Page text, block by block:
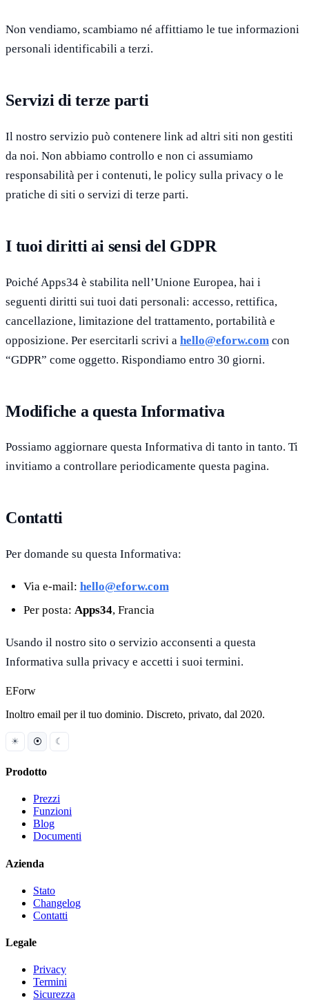
Non vendiamo, scambiamo né affittiamo le tue informazioni
personali identificabili a terzi.
Servizi di terze parti
Il nostro servizio può contenere link ad altri siti non gestiti
da noi. Non abbiamo controllo e non ci assumiamo
responsabilità per i contenuti, le policy sulla privacy o le
pratiche di siti o servizi di terze parti.
I tuoi diritti ai sensi del GDPR
Poiché Apps34 è stabilita nell’Unione Europea, hai i
seguenti diritti sui tuoi dati personali: accesso, rettifica,
cancellazione, limitazione del trattamento, portabilità e
opposizione. Per esercitarli scrivi a hello@eforw.com con
“GDPR” come oggetto. Rispondiamo entro 30 giorni.
Modifiche a questa Informativa
Possiamo aggiornare questa Informativa di tanto in tanto. Ti
invitiamo a controllare periodicamente questa pagina.
Contatti
Per domande su questa Informativa:
Via e-mail: hello@eforw.com
Per posta: Apps34, Francia
Usando il nostro sito o servizio acconsenti a questa
Informativa sulla privacy e accetti i suoi termini.
EForw
Inoltro email per il tuo dominio. Discreto, privato, dal 2020.
☀ ⦿ ☾
Prodotto
Prezzi
Funzioni
Blog
Documenti
Azienda
Stato
Changelog
Contatti
Legale
Privacy
Termini
Sicurezza